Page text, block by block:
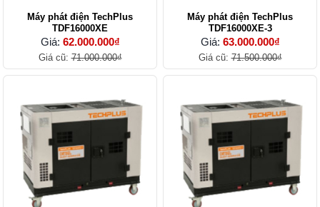
Máy phát điện TechPlus
TDF16000XE
Giá: 62.000.000₫
Giá cũ:71.000.000₫
Máy phát điện TechPlus
TDF16000XE-3
Giá: 63.000.000₫
Giá cũ:71.500.000₫